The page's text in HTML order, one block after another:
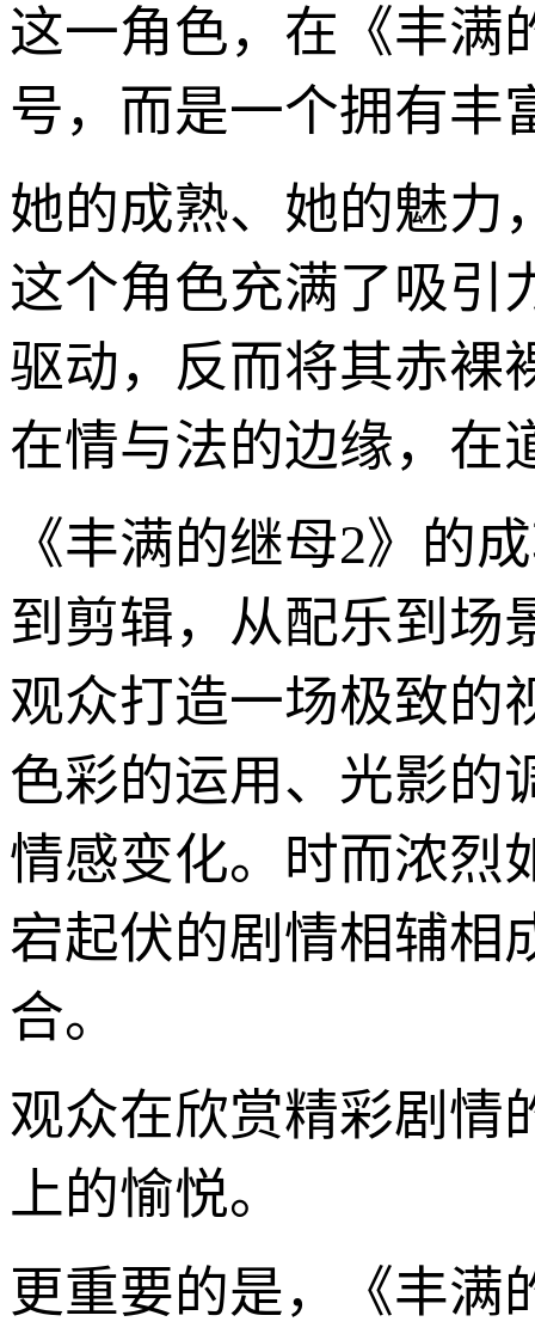
这一角色，在《丰满
号，而是一个拥有丰
她的成熟、她的魅力
这个角色充满了吸引
驱动，反而将其赤裸
在情与法的边缘，在
《丰满的继母2》的
到剪辑，从配乐到场
观众打造一场极致的
色彩的运用、光影的
情感变化。时而浓烈
宕起伏的剧情相辅相
合。
观众在欣赏精彩剧情
上的愉悦。
更重要的是，《丰满